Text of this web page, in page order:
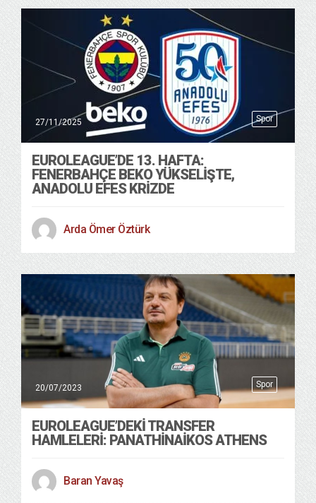
Spor
27/11/2025
EUROLEAGUE’DE 13. HAFTA:
FENERBAHÇE BEKO YÜKSELIŞTE,
ANADOLU EFES KRIZDE
Arda Ömer Öztürk
Spor
20/07/2023
EUROLEAGUE’DEKI TRANSFER
HAMLELERI: PANATHINAIKOS ATHENS
Baran Yavaş